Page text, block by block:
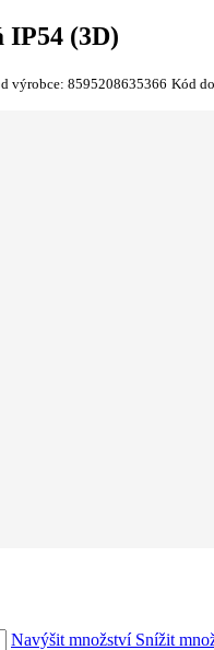
IP54 (3D)
výrobce: 8595208635366 Kód
Navýšit množství Snížit